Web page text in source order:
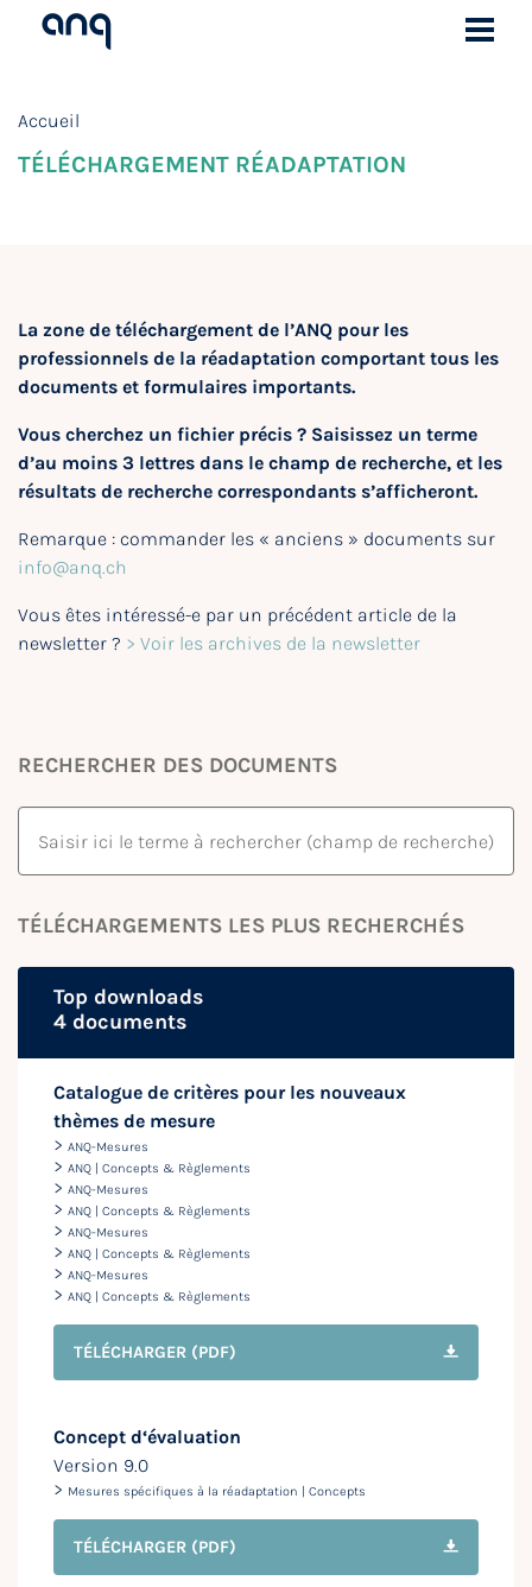
Accueil
TÉLÉCHARGEMENT RÉADAPTATION
La zone de téléchargement de l’ANQ pour les
professionnels de la réadaptation comportant tous les
documents et formulaires importants.
Vous cherchez un fichier précis ? Saisissez un terme
d’au moins 3 lettres dans le champ de recherche, et les
résultats de recherche correspondants s’afficheront.
Remarque : commander les « anciens » documents sur
info@anq.ch
Vous êtes intéressé-e par un précédent article de la
newsletter ? > Voir les archives de la newsletter
RECHERCHER DES DOCUMENTS
TÉLÉCHARGEMENTS LES PLUS RECHERCHÉS
Top downloads
4 documents
Catalogue de critères pour les nouveaux
thèmes de mesure
> ANQ-Mesures
> ANQ | Concepts & Règlements
> ANQ-Mesures
> ANQ | Concepts & Règlements
> ANQ-Mesures
> ANQ | Concepts & Règlements
> ANQ-Mesures
> ANQ | Concepts & Règlements
TÉLÉCHARGER (PDF)
Concept d‘évaluation
Version 9.0
> Mesures spécifiques à la réadaptation | Concepts
TÉLÉCHARGER (PDF)